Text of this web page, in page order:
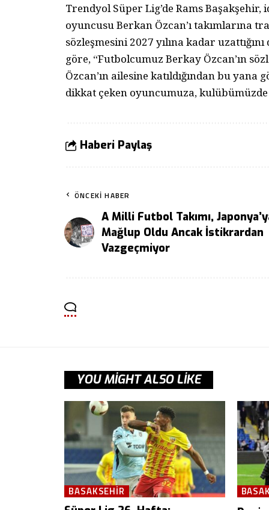
Trendyol Süper Lig’de Rams
oyuncusu Berkan Özcan’ı takımlarına
sözleşmesini 2027 yılına kadar
göre, “Futbolcumuz Berkay Özcan’ın
Özcan’ın ailesine katıldığından bu
dikkat çeken oyuncumuza, kulübümüzde
Haberi Paylaş
ÖNCEKI HABER
A Milli Futbol Takımı,
Mağlup Oldu Ancak İstikrardan
Vazgeçmiyor
YOU MIGHT ALSO LIKE
BASAKSEHIR